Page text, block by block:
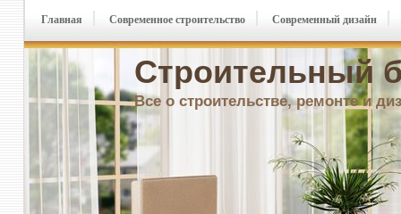
Строительный
Все о строительстве, ремонте и
Главная Современное строительство Современный дизайн